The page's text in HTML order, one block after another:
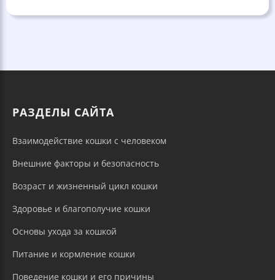
РАЗДЕЛЫ САЙТА
Взаимодействие кошки с человеком
Внешние факторы и безопасность
Возраст и жизненный цикл кошки
Здоровье и благополучие кошки
Основы ухода за кошкой
Питание и кормление кошки
Поведение кошки и его причины